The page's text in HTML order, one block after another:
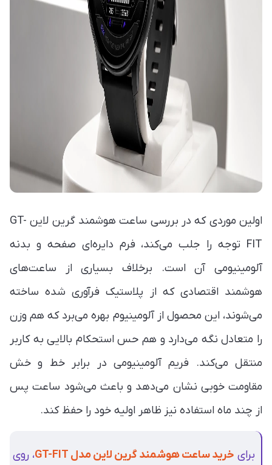
اولین موردی که در بررسی ساعت هوشمند گرین لاین GT-
FIT توجه را جلب می‌کند، فرم دایره‌ای صفحه و بدنه
آلومینیومی آن است. برخلاف بسیاری از ساعت‌های
هوشمند اقتصادی که از پلاستیک فرآوری شده ساخته
می‌شوند، این محصول از آلومینیوم بهره می‌برد که هم وزن
را متعادل نگه می‌دارد و هم حس استحکام بالایی به کاربر
منتقل می‌کند. فریم آلومینیومی در برابر خط و خش
مقاومت خوبی نشان می‌دهد و باعث می‌شود ساعت پس
از چند ماه استفاده نیز ظاهر اولیه خود را حفظ کند.
برای خرید ساعت هوشمند گرین لاین مدل GT-FIT
، روی